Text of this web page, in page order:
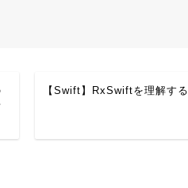
【Swift】RxSwiftを理解する